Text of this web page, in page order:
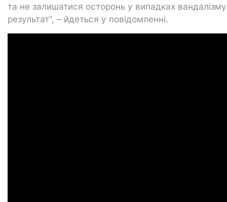
та не залишатися осторонь у випадках
результат”, – йдеться у повідомленні.